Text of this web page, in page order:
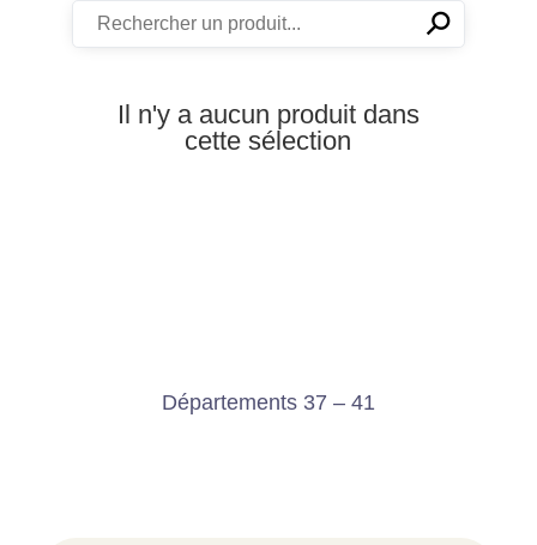
✕⚲
Il n'y a aucun produit dans
cette sélection
Départements 37 – 41